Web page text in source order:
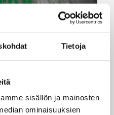
Tietoja
sisällön ja mainosten
ominaisuuksien